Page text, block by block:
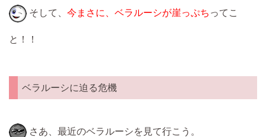
そして、 今まさに、ベラルーシが崖っぷち ってこ
と！！
ベラルーシに迫る危機
さあ、最近のベラルーシを見て行こう。